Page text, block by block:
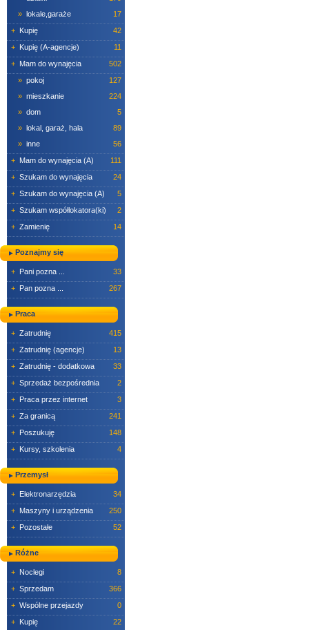
» lokale,garaże
17
+ Kupię
42
+ Kupię (A-agencje)
11
+ Mam do wynajęcia
502
» pokoj
127
» mieszkanie
224
» dom
5
» lokal, garaż, hala
89
» inne
56
+ Mam do wynajęcia (A)
111
+ Szukam do wynajęcia
24
+ Szukam do wynajęcia (A)
5
+ Szukam współlokatora(ki)
2
+ Zamienię 14
Poznajmy się
+ Pani pozna ...
33
+ Pan pozna ... 267
Praca
+ Zatrudnię
415
+ Zatrudnię (agencje)
13
+ Zatrudnię - dodatkowa
33
+ Sprzedaż bezpośrednia
2
+ Praca przez internet
3
+ Za granicą
241
+ Poszukuję
148
+ Kursy, szkolenia 4
Przemysł
+ Elektronarzędzia
34
+ Maszyny i urządzenia
250
+ Pozostałe 52
Różne
+ Noclegi
8
+ Sprzedam
366
+ Wspólne przejazdy
0
+ Kupię
22